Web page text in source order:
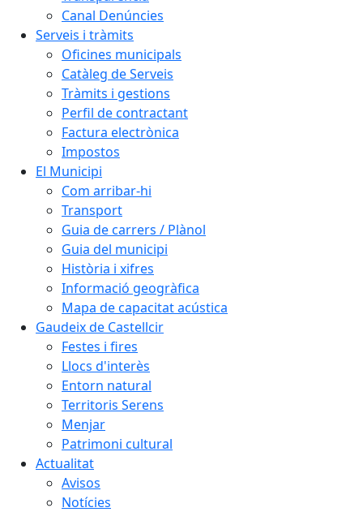
Canal Denúncies
Serveis i tràmits
Oficines municipals
Catàleg de Serveis
Tràmits i gestions
Perfil de contractant
Factura electrònica
Impostos
El Municipi
Com arribar-hi
Transport
Guia de carrers / Plànol
Guia del municipi
Història i xifres
Informació geogràfica
Mapa de capacitat acústica
Gaudeix de Castellcir
Festes i fires
Llocs d'interès
Entorn natural
Territoris Serens
Menjar
Patrimoni cultural
Actualitat
Avisos
Notícies